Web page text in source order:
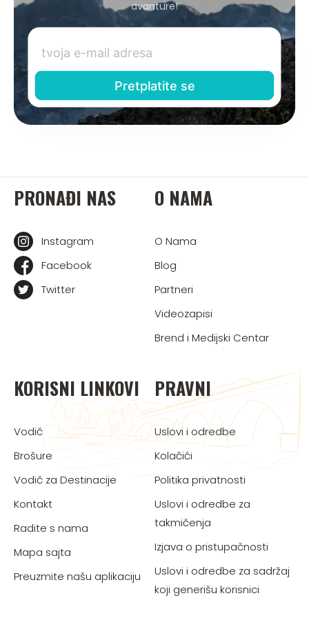
avanture!
PRONAĐI NAS
Instagram
Facebook
Twitter
O NAMA
O Nama
Blog
Partneri
Videozapisi
Brend i Medijski Centar
KORISNI LINKOVI
Vodič
Brošure
Vodič za Destinacije
Kontakt
Radite s nama
Mapa sajta
Preuzmite našu aplikaciju
PRAVNI
Uslovi i odredbe
Kolačići
Politika privatnosti
Uslovi i odredbe za
takmičenja
Izjava o pristupačnosti
Uslovi i odredbe za sadržaj
koji generišu korisnici